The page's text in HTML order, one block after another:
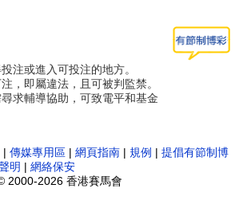
注或進入可投注的地方。
，即屬違法，且可被判監禁。
求輔導協助，可致電平和基金
| 傳媒專用區 | 網頁指南 | 規例 | 提倡有節制博
明 | 網絡保安
2000-2026 香港賽馬會